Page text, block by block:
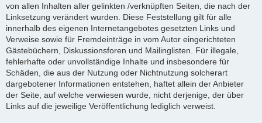
von allen Inhalten aller gelinkten /verknüpften Seiten, die nach der
Linksetzung verändert wurden. Diese Feststellung gilt für alle
innerhalb des eigenen Internetangebotes gesetzten Links und
Verweise sowie für Fremdeinträge in vom Autor eingerichteten
Gästebüchern, Diskussionsforen und Mailinglisten. Für illegale,
fehlerhafte oder unvollständige Inhalte und insbesondere für
Schäden, die aus der Nutzung oder Nichtnutzung solcherart
dargebotener Informationen entstehen, haftet allein der Anbieter
der Seite, auf welche verwiesen wurde, nicht derjenige, der über
Links auf die jeweilige Veröffentlichung lediglich verweist.